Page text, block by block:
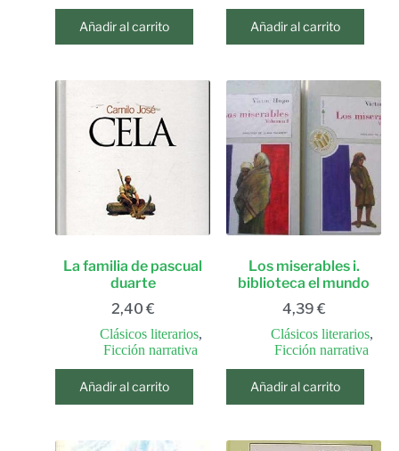
Añadir al carrito Añadir al carrito
La familia de pascual
duarte
2,40 €
Clásicos literarios,
Ficción narrativa
Añadir al carrito
Los miserables i.
biblioteca el mundo
4,39 €
Clásicos literarios,
Ficción narrativa
Añadir al carrito